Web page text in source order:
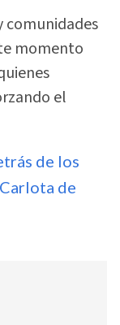
comunidades
momento
el
de los
de